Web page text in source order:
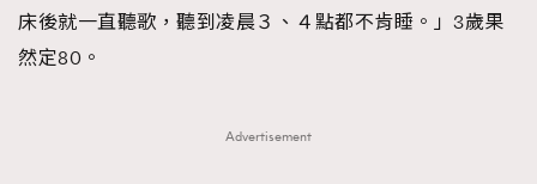
床後就一直聽歌，聽到凌晨３、４點都不肯睡。」3歲果
然定80。
Advertisement